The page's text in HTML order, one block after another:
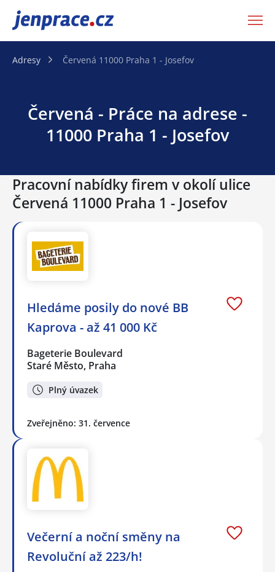
JenPráce.cz
Adresy Červená 11000 Praha 1 - Josefov
Červená - Práce na adrese -
11000 Praha 1 - Josefov
Pracovní nabídky firem v okolí ulice
Červená 11000 Praha 1 - Josefov
Hledáme posily do nové BB
Kaprova - až 41 000 Kč
Bageterie Boulevard
Staré Město, Praha
Plný úvazek
Zveřejněno: 31. července
Večerní a noční směny na
Revoluční až 223/h!